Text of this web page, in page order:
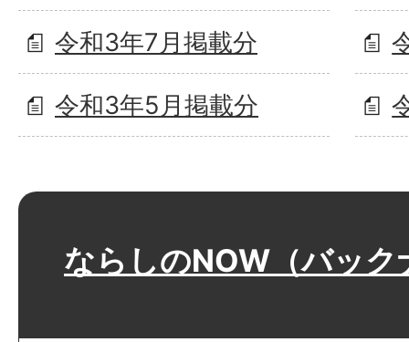
令和3年7月掲載分
令和3年5月掲載分
ならしのNOW（バック